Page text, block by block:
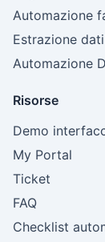
Automazione
Estrazione
Automazione
Risorse
Demo
My Portal
Ticket
FAQ
Checklist